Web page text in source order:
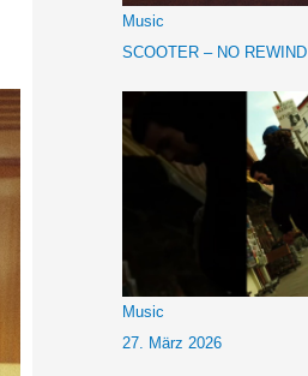
Music
SCOOTER – NO REWIND
Music
27. März 2026